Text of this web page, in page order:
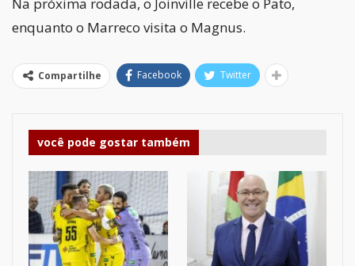
Na próxima rodada, o Joinville recebe o Pato,
enquanto o Marreco visita o Magnus.
Compartilhe Facebook Twitter
você pode gostar também